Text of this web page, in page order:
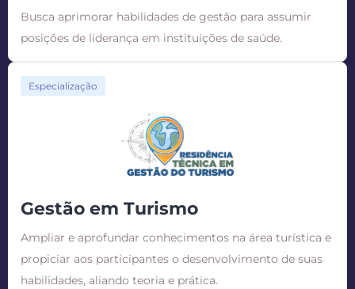
Busca aprimorar habilidades de gestão para assumir
posições de liderança em instituições de saúde.
Especialização
Gestão em Turismo
Ampliar e aprofundar conhecimentos na área turística e
propiciar aos participantes o desenvolvimento de suas
habilidades, aliando teoria e prática.